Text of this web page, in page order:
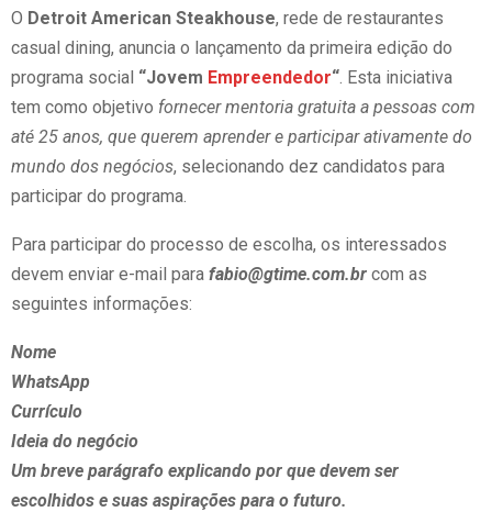
O Detroit American Steakhouse, rede de restaurantes
casual dining, anuncia o lançamento da primeira edição do
programa social “Jovem Empreendedor“. Esta iniciativa
tem como objetivo fornecer mentoria gratuita a pessoas com
até 25 anos, que querem aprender e participar ativamente do
mundo dos negócios, selecionando dez candidatos para
participar do programa.
Para participar do processo de escolha, os interessados
devem enviar e-mail para fabio@gtime.com.br com as
seguintes informações:
Nome
WhatsApp
Currículo
Ideia do negócio
Um breve parágrafo explicando por que devem ser
escolhidos e suas aspirações para o futuro.